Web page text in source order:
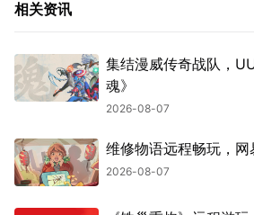
相关资讯
集结漫威传奇战队，
魂》
2026-08-07
维修物语远程畅玩，
2026-08-07